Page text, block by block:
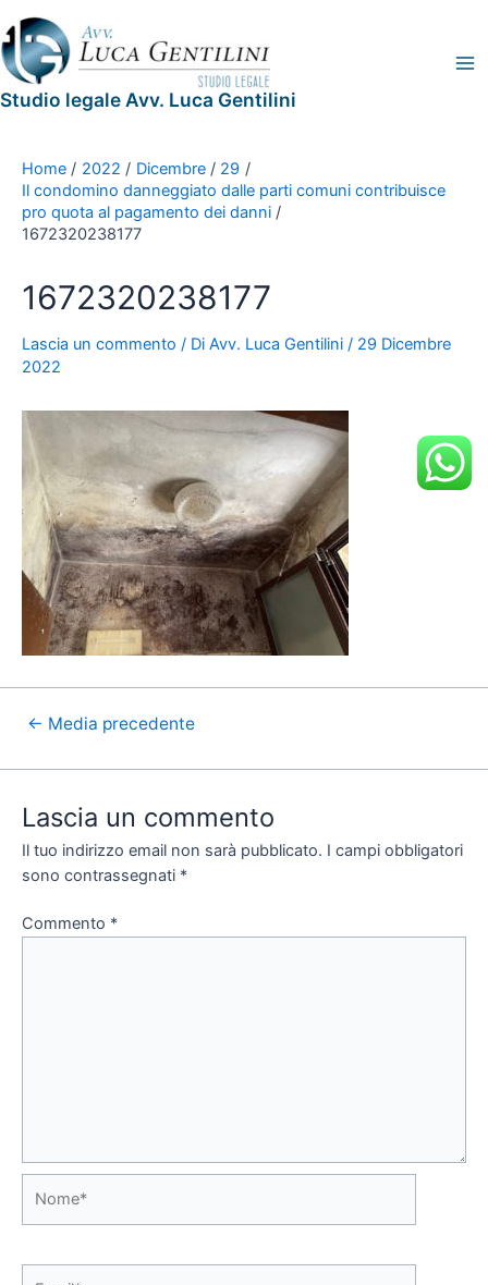
al
contenuto
Studio legale Avv. Luca Gentilini
Home 2022 Dicembre
29
Il condomino danneggiato dalle parti comuni contribuisce
pro quota al pagamento dei danni
1672320238177
1672320238177
Lascia un commento / Di Avv. Luca Gentilini / 29 Dicembre
2022
articoli
← Media precedente
Lascia un commento
Il tuo indirizzo email non sarà pubblicato. I campi obbligatori
sono contrassegnati *
Commento *